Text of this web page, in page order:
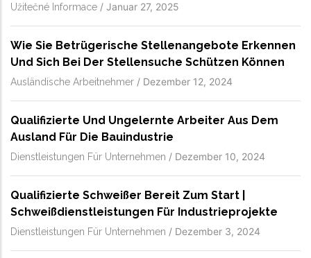
Užitečné Informace / Januar 27, 2025
Wie Sie Betrügerische Stellenangebote Erkennen
Und Sich Bei Der Stellensuche Schützen Können
Ausländische Arbeitnehmer / Dezember 12, 2024
Qualifizierte Und Ungelernte Arbeiter Aus Dem
Ausland Für Die Bauindustrie
Dienstleistungen Für Unternehmen / Dezember 10, 2024
Qualifizierte Schweißer Bereit Zum Start |
Schweißdienstleistungen Für Industrieprojekte
Dienstleistungen Für Unternehmen / Dezember 3, 2024